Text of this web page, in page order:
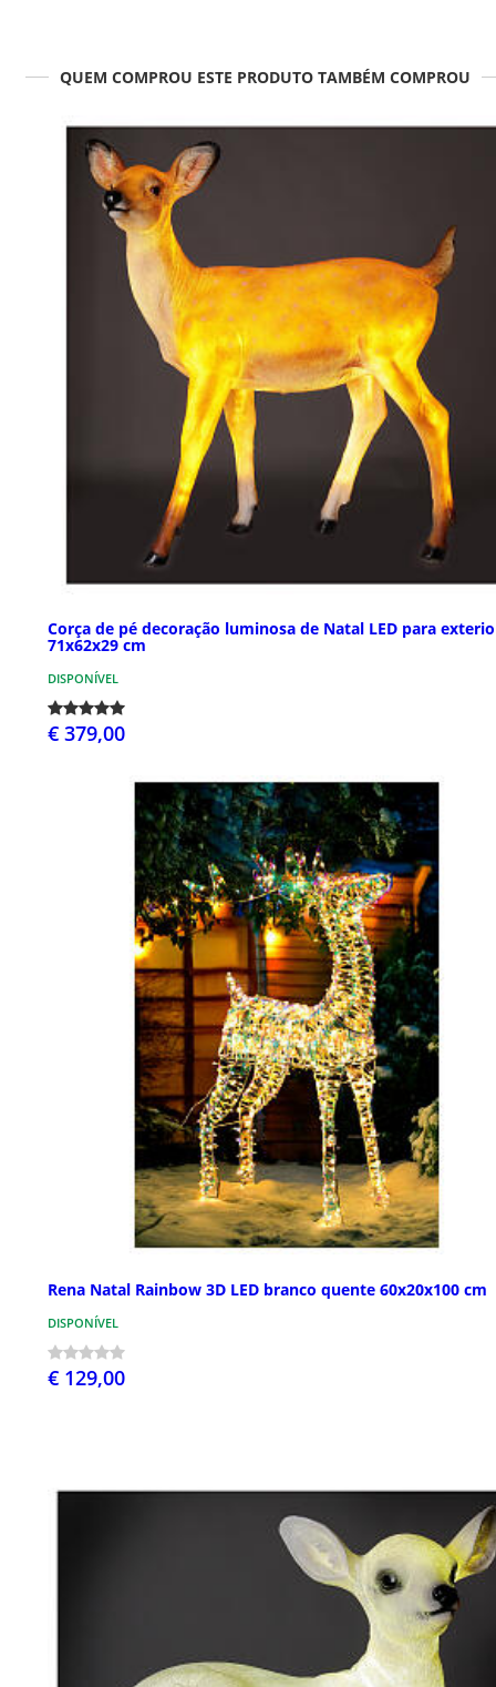
QUEM COMPROU ESTE PRODUTO TAMBÉM COMPROU
Corça de pé decoração luminosa de Natal LED para
71x62x29 cm
DISPONÍVEL
€ 379,00
Rena Natal Rainbow 3D LED branco quente 60x20x100 cm
DISPONÍVEL
€ 129,00